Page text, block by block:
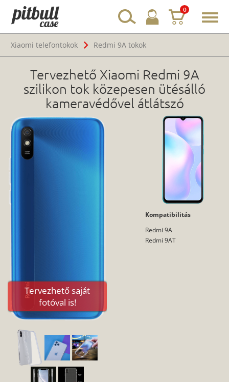
0
Xiaomi telefontokok
Redmi 9A tokok
Tervezhető Xiaomi Redmi 9A
szilikon tok közepesen ütésálló
kameravédővel átlátszó
Tervezhető saját
fotóval is!
Kompatibilitás
Redmi 9A
Redmi 9AT